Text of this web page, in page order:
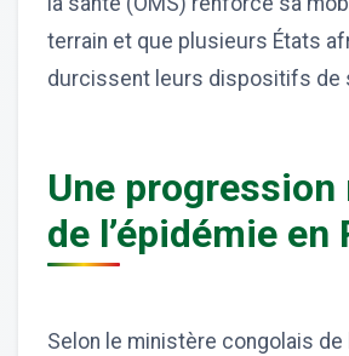
terrain et que plusieurs États
durcissent leurs dispositifs de
Une progression
de l’épidémie en
Selon le ministère congolais de